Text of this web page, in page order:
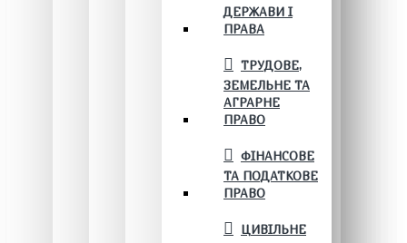
ДЕРЖАВИ І
ПРАВА
ТРУДОВЕ,
ЗЕМЕЛЬНЕ ТА
АГРАРНЕ
ПРАВО
ФІНАНСОВЕ
ТА ПОДАТКОВЕ
ПРАВО
ЦИВІЛЬНЕ